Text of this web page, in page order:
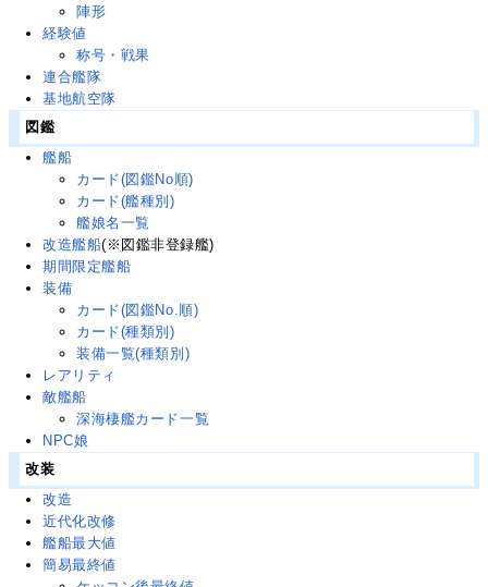
陣形
経験値
称号・戦果
連合艦隊
基地航空隊
図鑑
艦船
カード(図鑑No順)
カード(艦種別)
艦娘名一覧
改造艦船(※図鑑非登録艦)
期間限定艦船
装備
カード(図鑑No.順)
カード(種類別)
装備一覧(種類別)
レアリティ
敵艦船
深海棲艦カード一覧
NPC娘
改装
改造
近代化改修
艦船最大値
簡易最終値